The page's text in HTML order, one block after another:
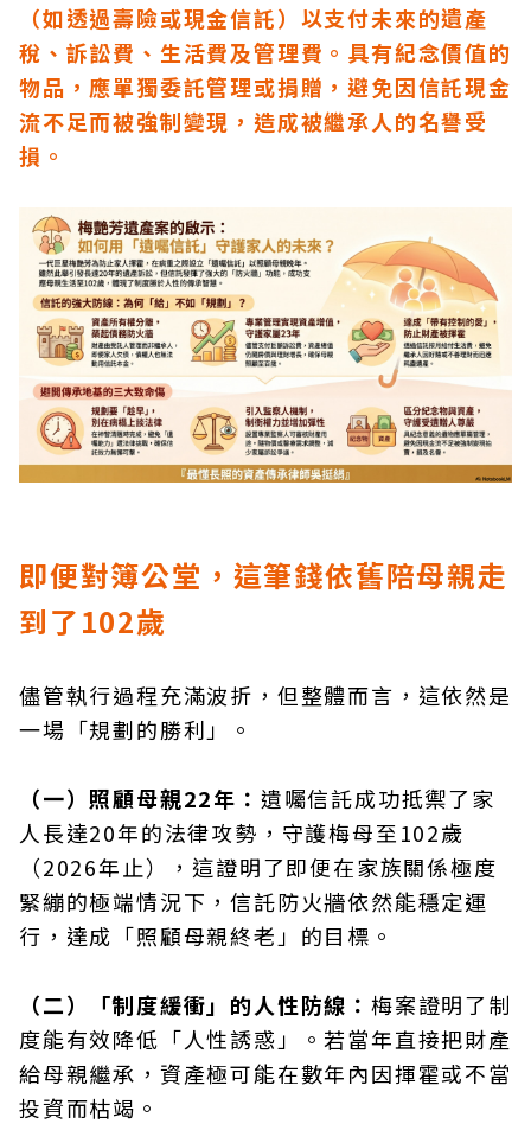
（如透過壽險或現金信託）以支付未來的遺產
稅、訴訟費、生活費及管理費。具有紀念價值的
物品，應單獨委託管理或捐贈，避免因信託現金
流不足而被強制變現，造成被繼承人的名譽受
損。
即便對簿公堂，這筆錢依舊陪母親走
到了102歲
儘管執行過程充滿波折，但整體而言，這依然是
一場「規劃的勝利」。
（一）照顧母親22年： 遺囑信託成功抵禦了家
人長達20年的法律攻勢，守護梅母至102歲
（2026年止），這證明了即便在家族關係極度
緊繃的極端情況下，信託防火牆依然能穩定運
行，達成「照顧母親終老」的目標。
（二）「制度緩衝」的人性防線： 梅案證明了制
度能有效降低「人性誘惑」。若當年直接把財產
給母親繼承，資產極可能在數年內因揮霍或不當
投資而枯竭。